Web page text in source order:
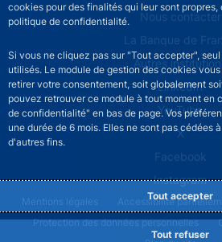
cookies pour des finalités qui leur sont propres,
politique de confidentialité.
Si vous ne cliquez pas sur "Tout accepter",
utilisés. Le module de gestion des cookies
retirer votre consentement, soit globalement
pouvez retrouver ce module à tout moment en
de confidentialité" en bas de page. Vos
une durée de 6 mois. Elles ne sont pas cédées
d'autres fins.
Tout accepter
Tout refuser
ACPR footer secondary menu
Nous contacter
La Banque de
Autres
LinkedIn
YouTube
X
Facebook
Instagram
ACPR footer legal notice menu
Mentions légales Accessibilité
Protection des données personnelles